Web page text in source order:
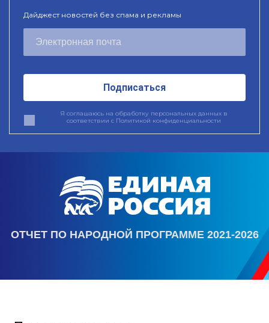
Дайджест новостей без спама и рекламы
Подписаться
Я соглашаюсь на обработку персональных данных в
соответствии с Политикой конфиденциальности
ОТЧЕТ ПО НАРОДНОЙ ПРОГРАММЕ 2021-2026